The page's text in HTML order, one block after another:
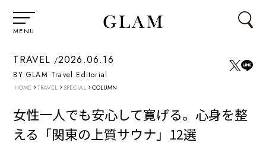
MENU
TRAVEL 2026.06.16
BY GLAM Travel Editorial
HOME › TRAVEL › SPECIAL › COLUMN
女性一人でも安心して寛げる。心身を整
える「関東の上質サウナ」12選